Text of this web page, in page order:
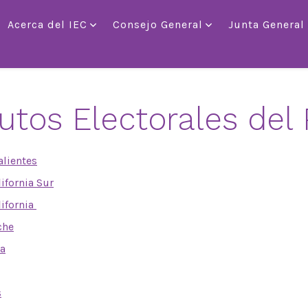
Acerca del IEC Consejo General Junta
Electorales del
Sur